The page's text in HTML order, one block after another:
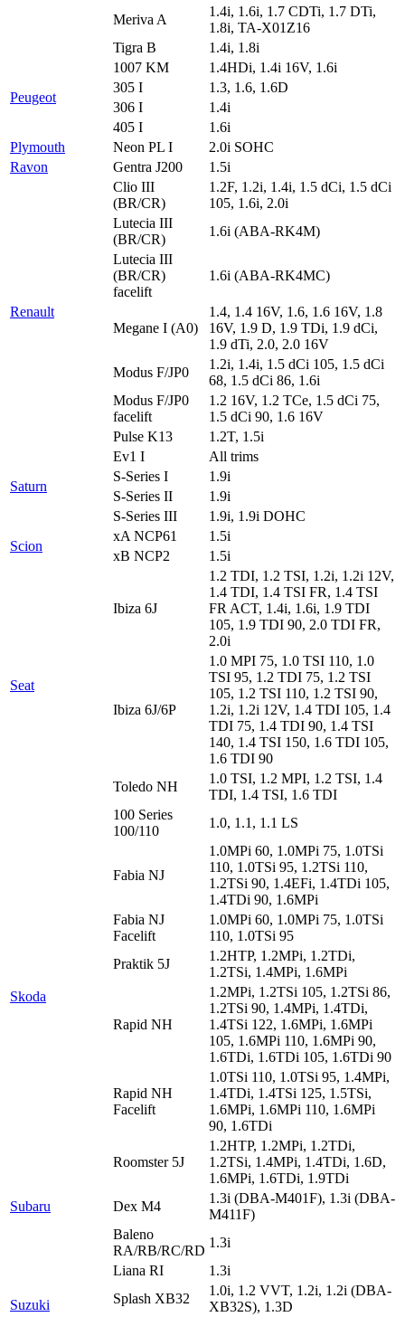
Meriva A
1.4i, 1.6i, 1.7 CDTi, 1.7 DTi,
1.8i, TA-X01Z16
Tigra B
1.4i, 1.8i
Peugeot
1007 KM
1.4HDi, 1.4i 16V, 1.6i
305 I
1.3, 1.6, 1.6D
306 I
1.4i
405 I
1.6i
Plymouth
Neon PL I
2.0i SOHC
Ravon
Gentra J200 1.5i
Renault
Clio III
(BR/CR)
1.2F, 1.2i, 1.4i, 1.5 dCi, 1.5 dCi
105, 1.6i, 2.0i
Lutecia III
(BR/CR)
1.6i (ABA-RK4M)
Lutecia III
(BR/CR)
facelift
1.6i (ABA-RK4MC)
Megane I (A0)
1.4, 1.4 16V, 1.6, 1.6 16V, 1.8
16V, 1.9 D, 1.9 TDi, 1.9 dCi,
1.9 dTi, 2.0, 2.0 16V
Modus F/JP0
1.2i, 1.4i, 1.5 dCi 105, 1.5 dCi
68, 1.5 dCi 86, 1.6i
Modus F/JP0
facelift
1.2 16V, 1.2 TCe, 1.5 dCi 75,
1.5 dCi 90, 1.6 16V
Pulse K13
1.2T, 1.5i
Saturn
Ev1 I
All trims
S-Series I
1.9i
S-Series II
1.9i
S-Series III
1.9i, 1.9i DOHC
Scion
xA NCP61
1.5i
xB NCP2
1.5i
Seat
Ibiza 6J
1.2 TDI, 1.2 TSI, 1.2i, 1.2i 12V,
1.4 TDI, 1.4 TSI FR, 1.4 TSI
FR ACT, 1.4i, 1.6i, 1.9 TDI
105, 1.9 TDI 90, 2.0 TDI FR,
2.0i
Ibiza 6J/6P
1.0 MPI 75, 1.0 TSI 110, 1.0
TSI 95, 1.2 TDI 75, 1.2 TSI
105, 1.2 TSI 110, 1.2 TSI 90,
1.2i, 1.2i 12V, 1.4 TDI 105, 1.4
TDI 75, 1.4 TDI 90, 1.4 TSI
140, 1.4 TSI 150, 1.6 TDI 105,
1.6 TDI 90
Toledo NH
1.0 TSI, 1.2 MPI, 1.2 TSI, 1.4
TDI, 1.4 TSI, 1.6 TDI
Skoda
100 Series
100/110
1.0, 1.1, 1.1 LS
Fabia NJ
1.0MPi 60, 1.0MPi 75, 1.0TSi
110, 1.0TSi 95, 1.2TSi 110,
1.2TSi 90, 1.4EFi, 1.4TDi 105,
1.4TDi 90, 1.6MPi
Fabia NJ
Facelift
1.0MPi 60, 1.0MPi 75, 1.0TSi
110, 1.0TSi 95
Praktik 5J
1.2HTP, 1.2MPi, 1.2TDi,
1.2TSi, 1.4MPi, 1.6MPi
Rapid NH
1.2MPi, 1.2TSi 105, 1.2TSi 86,
1.2TSi 90, 1.4MPi, 1.4TDi,
1.4TSi 122, 1.6MPi, 1.6MPi
105, 1.6MPi 110, 1.6MPi 90,
1.6TDi, 1.6TDi 105, 1.6TDi 90
Rapid NH
Facelift
1.0TSi 110, 1.0TSi 95, 1.4MPi,
1.4TDi, 1.4TSi 125, 1.5TSi,
1.6MPi, 1.6MPi 110, 1.6MPi
90, 1.6TDi
Roomster 5J
1.2HTP, 1.2MPi, 1.2TDi,
1.2TSi, 1.4MPi, 1.4TDi, 1.6D,
1.6MPi, 1.6TDi, 1.9TDi
Subaru
Dex M4
1.3i (DBA-M401F), 1.3i (DBA-
M411F)
Suzuki
Baleno
RA/RB/RC/RD
1.3i
Liana RI
1.3i
Splash XB32
1.0i, 1.2 VVT, 1.2i, 1.2i (DBA-
XB32S), 1.3D